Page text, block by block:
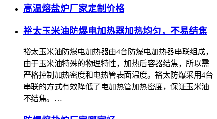
高温熔盐炉厂家定制价格
裕太玉米油防爆电加热器加热均匀，不易结焦
裕太玉米油防爆电加热器由4台防爆电加热器串联组成，
由于玉米油特殊的物理特性，加热后容器结焦，所以需
严格控制加热密度和电热管表面温度。裕太防爆采用4台
串联的方式有效降低了电加热管加热密度，保证玉米油
不结焦。…